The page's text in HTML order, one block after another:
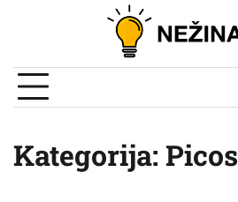
Kategorija: Picos